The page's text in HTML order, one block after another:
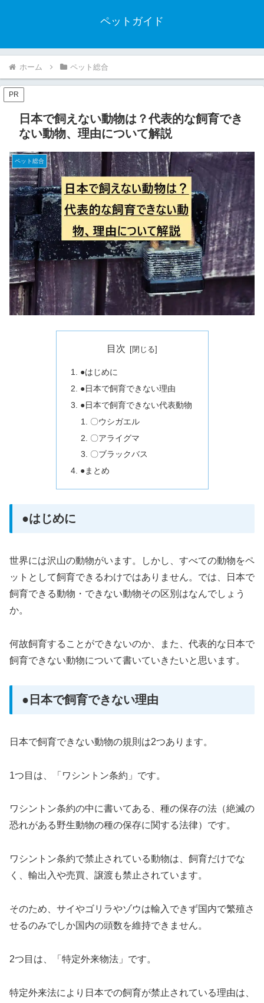
ペットガイド
ホーム ペット総合
PR
日本で飼えない動物は？代表的な飼育でき
ない動物、理由について解説
ペット総合
目次
●はじめに
●日本で飼育できない理由
●日本で飼育できない代表動物
〇ウシガエル
〇アライグマ
〇ブラックバス
●まとめ
●はじめに
世界には沢山の動物がいます。しかし、すべての動物をペ
ットとして飼育できるわけではありません。では、日本で
飼育できる動物・できない動物その区別はなんでしょう
か。
何故飼育することができないのか、また、代表的な日本で
飼育できない動物について書いていきたいと思います。
●日本で飼育できない理由
日本で飼育できない動物の規則は2つあります。
1つ目は、「ワシントン条約」です。
ワシントン条約の中に書いてある、種の保存の法（絶滅の
恐れがある野生動物の種の保存に関する法律）です。
ワシントン条約で禁止されている動物は、飼育だけでな
く、輸出入や売買、譲渡も禁止されています。
そのため、サイやゴリラやゾウは輸入できず国内で繁殖さ
せるのみでしか国内の頭数を維持できません。
2つ目は、「特定外来物法」です。
特定外来法により日本での飼育が禁止されている理由は、